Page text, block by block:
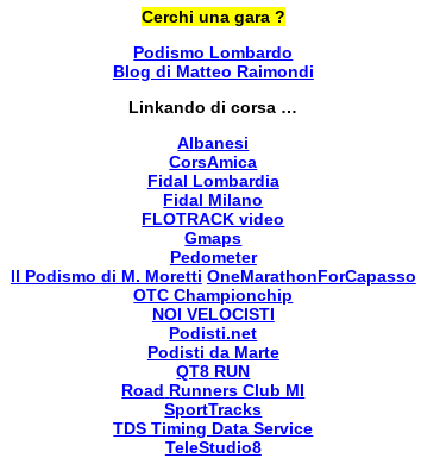
Cerchi una gara ?
Podismo Lombardo
Blog di Matteo Raimondi
Linkando di corsa …
Albanesi
CorsAmica
Fidal Lombardia
Fidal Milano
FLOTRACK video
Gmaps
Pedometer
Il Podismo di M. Moretti OneMarathonForCapasso
OTC Championchip
NOI VELOCISTI
Podisti.net
Podisti da Marte
QT8 RUN
Road Runners Club MI
SportTracks
TDS Timing Data Service
TeleStudio8